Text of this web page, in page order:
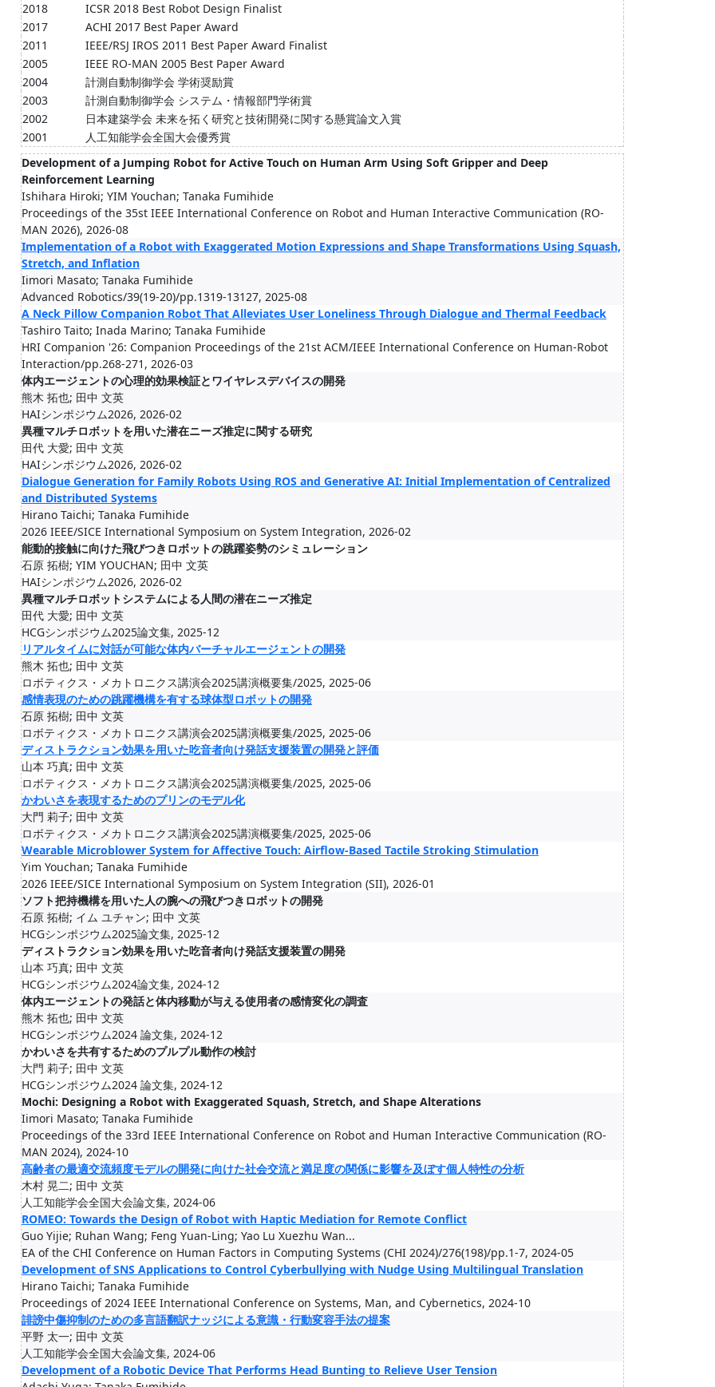
2018
ICSR 2018 Best Robot Design Finalist
2017
ACHI 2017 Best Paper Award
2011
IEEE/RSJ IROS 2011 Best Paper Award Finalist
2005
IEEE RO-MAN 2005 Best Paper Award
2004
計測自動制御学会 学術奨励賞
2003
計測自動制御学会 システム・情報部門学術賞
2002
日本建築学会 未来を拓く研究と技術開発に関する懸賞論文入賞
2001
人工知能学会全国大会優秀賞
Development of a Jumping Robot for Active Touch on Human Arm Using Soft Gripper and Deep
Reinforcement Learning
Ishihara Hiroki; YIM Youchan; Tanaka Fumihide
Proceedings of the 35st IEEE International Conference on Robot and Human Interactive Communication (RO-
MAN 2026), 2026-08
Implementation of a Robot with Exaggerated Motion Expressions and Shape Transformations Using Squash,
Stretch, and Inflation
Iimori Masato; Tanaka Fumihide
Advanced Robotics/39(19-20)/pp.1319-13127, 2025-08
A Neck Pillow Companion Robot That Alleviates User Loneliness Through Dialogue and Thermal Feedback
Tashiro Taito; Inada Marino; Tanaka Fumihide
HRI Companion '26: Companion Proceedings of the 21st ACM/IEEE International Conference on Human-Robot
Interaction/pp.268-271, 2026-03
体内エージェントの心理的効果検証とワイヤレスデバイスの開発
熊木 拓也; 田中 文英
HAIシンポジウム2026, 2026-02
異種マルチロボットを用いた潜在ニーズ推定に関する研究
田代 大愛; 田中 文英
HAIシンポジウム2026, 2026-02
Dialogue Generation for Family Robots Using ROS and Generative AI: Initial Implementation of Centralized
and Distributed Systems
Hirano Taichi; Tanaka Fumihide
2026 IEEE/SICE International Symposium on System Integration, 2026-02
能動的接触に向けた飛びつきロボットの跳躍姿勢のシミュレーション
石原 拓樹; YIM YOUCHAN; 田中 文英
HAIシンポジウム2026, 2026-02
異種マルチロボットシステムによる人間の潜在ニーズ推定
田代 大愛; 田中 文英
HCGシンポジウム2025論文集, 2025-12
リアルタイムに対話が可能な体内バーチャルエージェントの開発
熊木 拓也; 田中 文英
ロボティクス・メカトロニクス講演会2025講演概要集/2025, 2025-06
感情表現のための跳躍機構を有する球体型ロボットの開発
石原 拓樹; 田中 文英
ロボティクス・メカトロニクス講演会2025講演概要集/2025, 2025-06
ディストラクション効果を用いた吃音者向け発話支援装置の開発と評価
山本 巧真; 田中 文英
ロボティクス・メカトロニクス講演会2025講演概要集/2025, 2025-06
かわいさを表現するためのプリンのモデル化
大門 莉子; 田中 文英
ロボティクス・メカトロニクス講演会2025講演概要集/2025, 2025-06
Wearable Microblower System for Affective Touch: Airflow-Based Tactile Stroking Stimulation
Yim Youchan; Tanaka Fumihide
2026 IEEE/SICE International Symposium on System Integration (SII), 2026-01
ソフト把持機構を用いた人の腕への飛びつきロボットの開発
石原 拓樹; イム ユチャン; 田中 文英
HCGシンポジウム2025論文集, 2025-12
ディストラクション効果を用いた吃音者向け発話支援装置の開発
山本 巧真; 田中 文英
HCGシンポジウム2024論文集, 2024-12
体内エージェントの発話と体内移動が与える使用者の感情変化の調査
熊木 拓也; 田中 文英
HCGシンポジウム2024 論文集, 2024-12
かわいさを共有するためのプルプル動作の検討
大門 莉子; 田中 文英
HCGシンポジウム2024 論文集, 2024-12
Mochi: Designing a Robot with Exaggerated Squash, Stretch, and Shape Alterations
Iimori Masato; Tanaka Fumihide
Proceedings of the 33rd IEEE International Conference on Robot and Human Interactive Communication (RO-
MAN 2024), 2024-10
高齢者の最適交流頻度モデルの開発に向けた社会交流と満足度の関係に影響を及ぼす個人特性の分析
木村 晃二; 田中 文英
人工知能学会全国大会論文集, 2024-06
ROMEO: Towards the Design of Robot with Haptic Mediation for Remote Conflict
Guo Yijie; Ruhan Wang; Feng Yuan-Ling; Yao Lu Xuezhu Wan...
EA of the CHI Conference on Human Factors in Computing Systems (CHI 2024)/276(198)/pp.1-7, 2024-05
Development of SNS Applications to Control Cyberbullying with Nudge Using Multilingual Translation
Hirano Taichi; Tanaka Fumihide
Proceedings of 2024 IEEE International Conference on Systems, Man, and Cybernetics, 2024-10
誹謗中傷抑制のための多言語翻訳ナッジによる意識・行動変容手法の提案
平野 太一; 田中 文英
人工知能学会全国大会論文集, 2024-06
Development of a Robotic Device That Performs Head Bunting to Relieve User Tension